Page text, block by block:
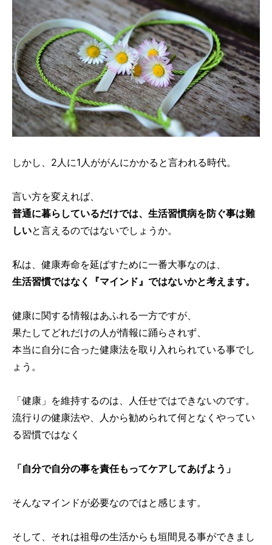
しかし、2人に1人ががんにかかると言われる時代。
言い方を変えれば、
普通に暮らしているだけでは、生活習慣病を防ぐ事は難
しいと言えるのではないでしょうか。
私は、健康寿命を延ばすために一番大事なのは、
生活習慣ではなく『マインド』ではないかと考えます。
健康に関する情報はあふれる一方ですが、
果たしてどれだけの人が情報に踊らされず、
本当に自分に合った健康法を取り入れられている事でし
ょう。
「健康」を維持するのは、人任せではできないのです。
流行りの健康法や、人から勧められて何となくやってい
る習慣ではなく
「自分で自分の事を責任もってケアしてあげよう」
そんなマインドが必要なのではと感じます。
そして、それは祖母の生活からも垣間見る事ができまし